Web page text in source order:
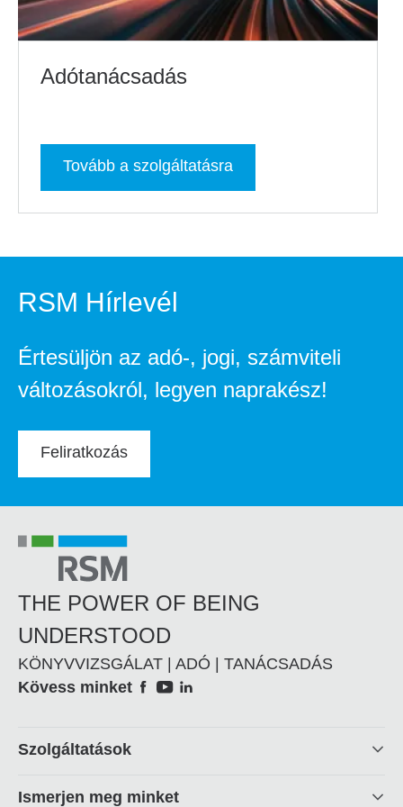
Adótanácsadás
Tovább a szolgáltatásra
RSM Hírlevél
Értesüljön az adó-, jogi, számviteli
változásokról, legyen naprakész!
Feliratkozás
THE POWER OF BEING
UNDERSTOOD
KÖNYVVIZSGÁLAT | ADÓ | TANÁCSADÁS
Social
Kövess minket
Footer
Szolgáltatások
Ismerjen meg minket